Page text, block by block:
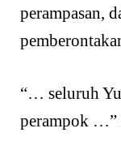
perampasan,
“… seluruh
perampok …”